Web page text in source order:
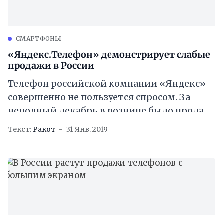
CМАРТФОНЫ
«Яндекс.Телефон» демонстрирует слабые
продажи в России
Телефон российской компании «Яндекс»
совершенно не пользуется спросом. За
неполный декабрь в рознице было продано
всего около 400 смартфонов. Продажи
Текст: Ракот 31 Янв. 2019